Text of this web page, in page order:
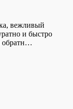
вежливый
и быстро
обратн…